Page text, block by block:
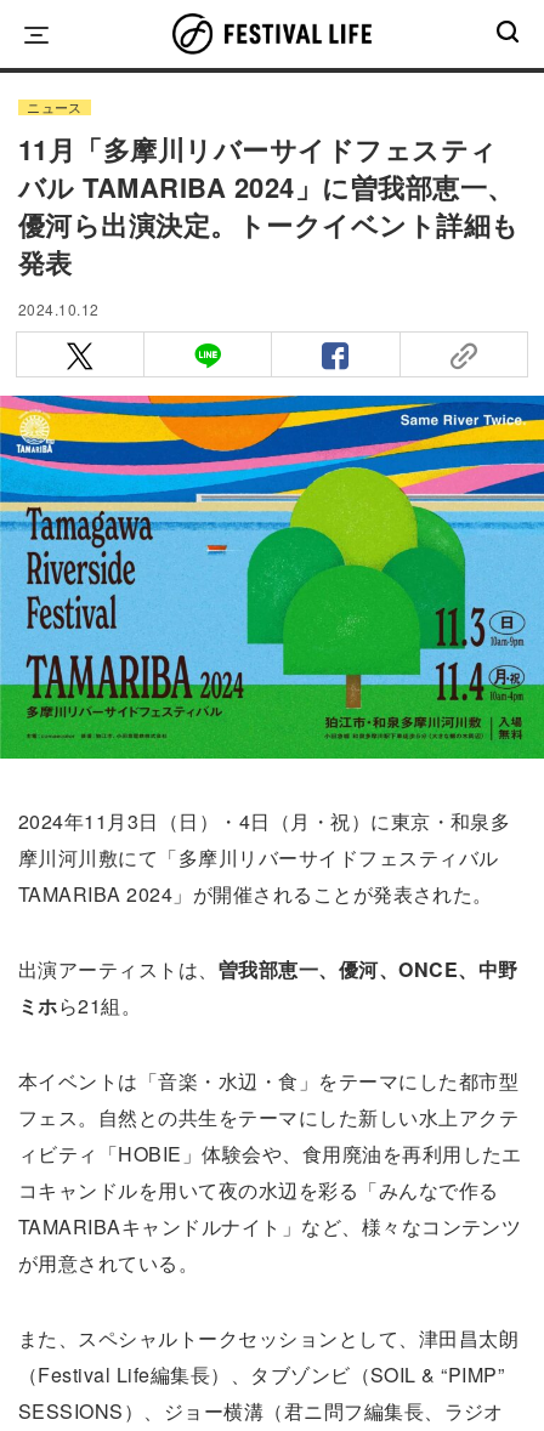
content
ニュース
11月「多摩川リバーサイドフェスティ
バル TAMARIBA 2024」に曽我部恵一、
優河ら出演決定。トークイベント詳細も
発表
2024.10.12
2024年11月3日（日）・4日（月・祝）に東京・和泉多
摩川河川敷にて「多摩川リバーサイドフェスティバル
TAMARIBA 2024」が開催されることが発表された。
出演アーティストは、 曽我部恵一、優河、ONCE、中野
ミホら21組。
本イベントは「音楽・水辺・食」をテーマにした都市型
フェス。自然との共生をテーマにした新しい水上アクテ
ィビティ「HOBIE」体験会や、食用廃油を再利用したエ
コキャンドルを用いて夜の水辺を彩る「みんなで作る
TAMARIBAキャンドルナイト」など、様々なコンテンツ
が用意されている。
また、スペシャルトークセッションとして、津田昌太朗
（Festival Life編集長）、タブゾンビ（SOIL & “PIMP”
SESSIONS）、ジョー横溝（君ニ問フ編集長、ラジオ